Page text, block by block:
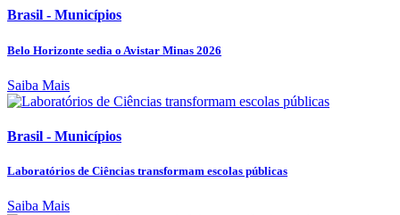
Brasil - Municípios
Belo Horizonte sedia o Avistar Minas 2026
Saiba Mais
Brasil - Municípios
Laboratórios de Ciências transformam escolas públicas
Saiba Mais